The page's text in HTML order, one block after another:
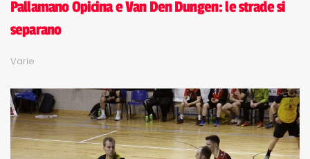
Pallamano Opicina e Van Den Dungen: le strade si
separano
Varie